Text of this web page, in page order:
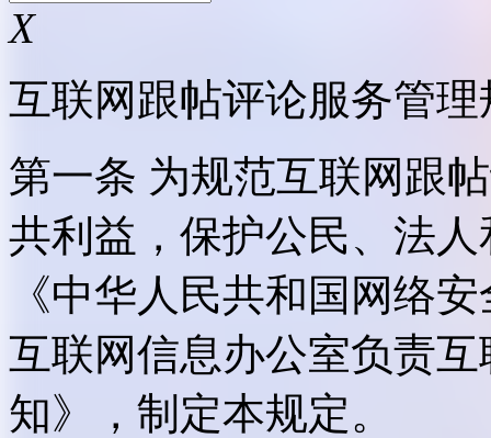
X
互联网跟帖评论服务管理
第一条 为规范互联网跟
共利益，保护公民、法
《中华人民共和国网络
互联网信息办公室负责
知》，制定本规定。